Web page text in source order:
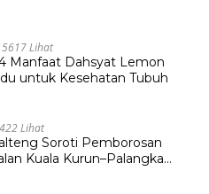
Lihat
Manfaat Dahsyat Lemon
untuk Kesehatan Tubuh
Lihat
Soroti Pemborosan
Kuala Kurun–Palangka